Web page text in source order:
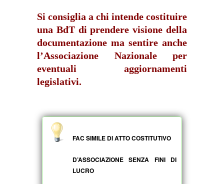
Si consiglia a chi intende costituire
una BdT di prendere visione della
documentazione ma sentire anche
l’Associazione Nazionale per
eventuali aggiornamenti
legislativi.
FAC SIMILE DI ATTO COSTITUTIVO
D’ASSOCIAZIONE SENZA FINI DI
LUCRO